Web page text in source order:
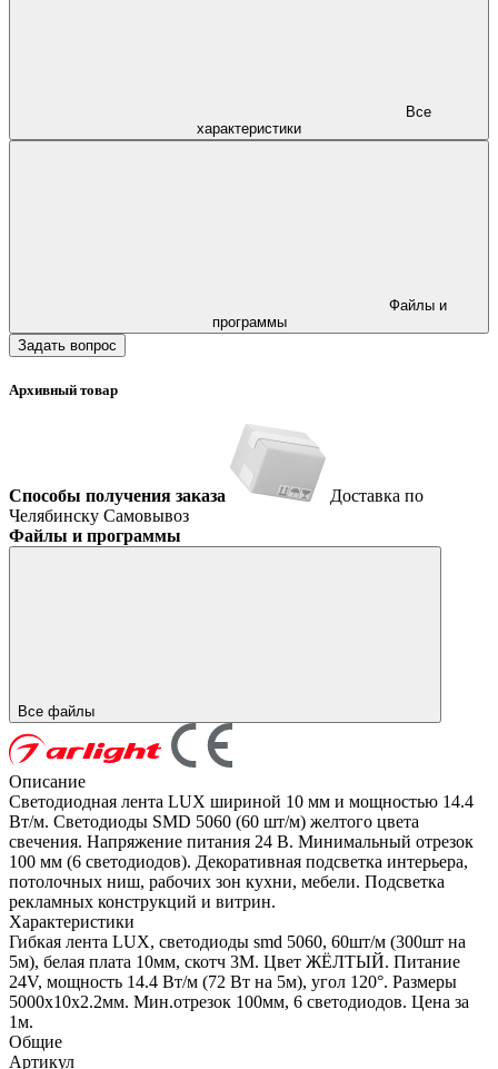
характеристики
программы
Задать вопрос
Архивный товар
Способы получения заказа
Доставка по
Челябинску Самовывоз
Файлы и программы
Все файлы
Описание
Светодиодная лента LUX шириной 10 мм и мощностью 14.4
Вт/м. Светодиоды SMD 5060 (60 шт/м) желтого цвета
свечения. Напряжение питания 24 В. Минимальный отрезок
100 мм (6 светодиодов). Декоративная подсветка интерьера,
потолочных ниш, рабочих зон кухни, мебели. Подсветка
рекламных конструкций и витрин.
Характеристики
Гибкая лента LUX, светодиоды smd 5060, 60шт/м (300шт на
5м), белая плата 10мм, скотч 3М. Цвет ЖЁЛТЫЙ. Питание
24V, мощность 14.4 Вт/м (72 Вт на 5м), угол 120°. Размеры
5000х10x2.2мм. Мин.отрезок 100мм, 6 светодиодов. Цена за
1м.
Общие
Артикул